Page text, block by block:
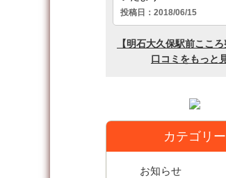
カテゴリー
お知らせ